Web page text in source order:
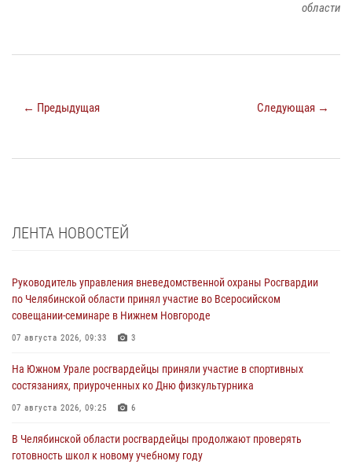
области
← Предыдущая Следующая →
ЛЕНТА НОВОСТЕЙ
Руководитель управления вневедомственной охраны Росгвардии
по Челябинской области принял участие во Всеросийском
совещании-семинаре в Нижнем Новгороде
07 августа 2026, 09:33 3
На Южном Урале росгвардейцы приняли участие в спортивных
состязаниях, приуроченных ко Дню физкультурника
07 августа 2026, 09:25 6
В Челябинской области росгвардейцы продолжают проверять
готовность школ к новому учебному году